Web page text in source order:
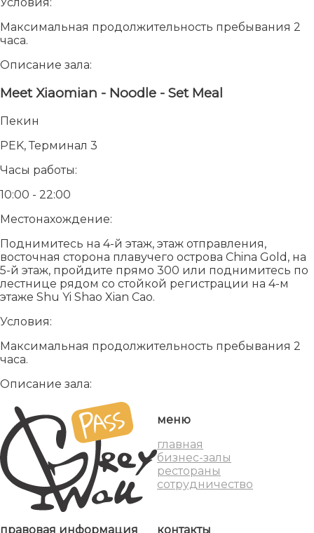
Условия:
Максимальная продолжительность пребывания 2
часа.
Описание зала:
Meet Xiaomian - Noodle - Set Meal
Пекин
PEK, Терминал 3
Часы работы:
10:00 - 22:00
Местонахождение:
Поднимитесь на 4-й этаж, этаж отправления,
восточная сторона плавучего острова China Gold, на
5-й этаж, пройдите прямо 300 или поднимитесь по
лестнице рядом со стойкой регистрации на 4-м
этаже Shu Yi Shao Xian Cao.
Условия:
Максимальная продолжительность пребывания 2
часа.
Описание зала:
меню
главная
бизнес-залы
рестораны
сотрудничество
правовая информация контакты